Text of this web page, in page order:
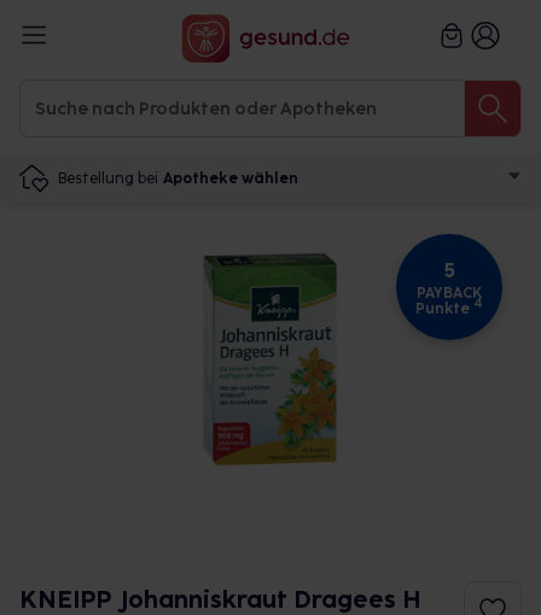
Bestellung bei Apotheke wählen
5
PAYBACK
Punkte 4
KNEIPP Johanniskraut Dragees H